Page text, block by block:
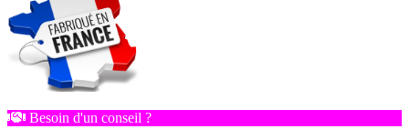
Besoin d'un conseil ?